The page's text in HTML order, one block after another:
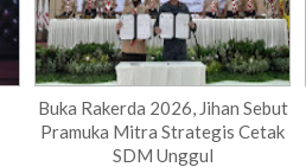
Buka Rakerda 2026, Jihan Sebut
Pramuka Mitra Strategis Cetak
SDM Unggul